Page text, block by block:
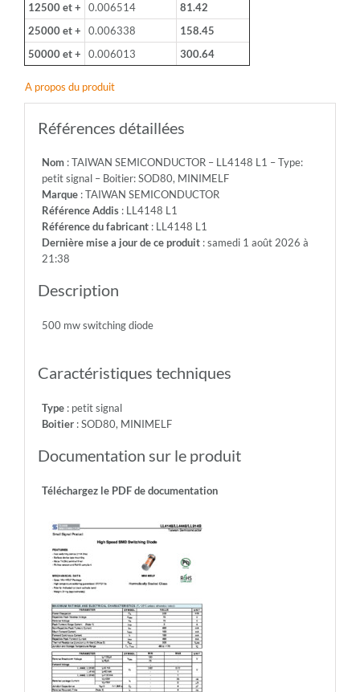
12500 et +
0.006514
81.42
25000 et +
0.006338
158.45
50000 et +
0.006013 300.64
A propos du produit
Références détaillées
Nom: TAIWAN SEMICONDUCTOR – LL4148 L1 – Type:
petit signal – Boitier: SOD80, MINIMELF
Marque: TAIWAN SEMICONDUCTOR
Référence Addis: LL4148 L1
Référence du fabricant: LL4148 L1
Dernière mise a jour de ce produit: samedi 1 août 2026 à
21:38
Description
500 mw switching diode
Caractéristiques techniques
Type: petit signal
Boitier: SOD80, MINIMELF
Documentation sur le produit
Téléchargez le PDF de documentation